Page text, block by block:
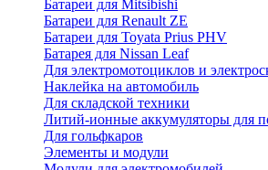
Батареи для Mitsibishi
Батареи для Renault ZE
Батареи для Toyata Prius PHV
Батарея для Nissan Leaf
Для электромотоциклов и
Наклейка на автомобиль
Для складской техники
Литий-ионные аккумуляторы для
Для гольфкаров
Элементы и модули